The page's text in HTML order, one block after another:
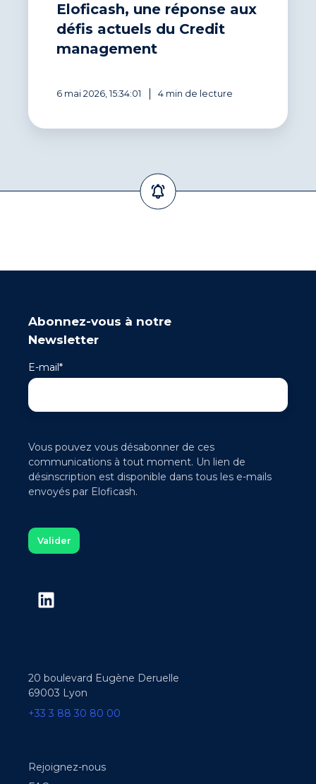
Eloficash, une réponse aux
défis actuels du Credit
management
6 mai 2026, 15:34:01 4 min de lecture
Abonnez-vous à notre
Newsletter
E-mail*
Vous pouvez vous désabonner de ces
communications à tout moment. Un lien de
désinscription est disponible dans tous les e-mails
envoyés par Eloficash.
20 boulevard Eugène Deruelle
69003 Lyon
+33 3 88 30 80 00
Rejoignez-nous